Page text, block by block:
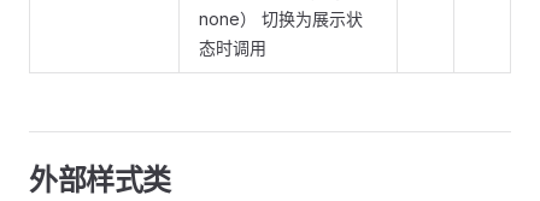
none） 切换为展示状
态时调用
外部样式类